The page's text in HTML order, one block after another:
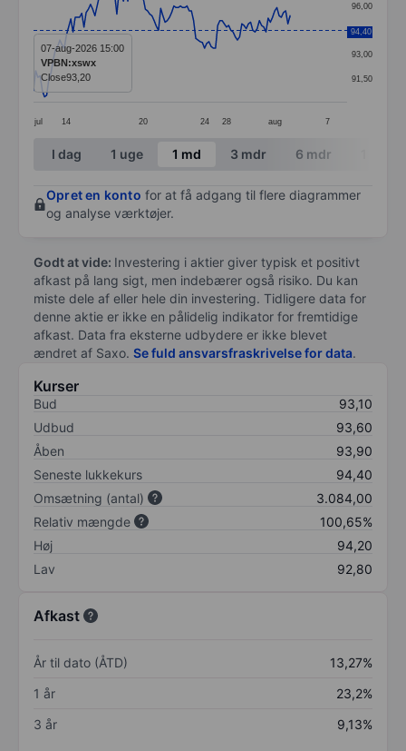
Line chart with 144 data points.
The chart has 1 X axis displaying categories.
The chart has 1 Y axis displaying values. Data ranges
jul 14 20 24 28 aug 7
91,50
93,00
94,50
96,00
94,40
07-aug-2026 15:00
VPBN:xswx
Close93,20
End of interactive chart.
I dag 1 uge 1 md 3 mdr 6 mdr
Opret en konto for at få adgang til flere diagrammer
og analyse værktøjer.
Godt at vide: Investering i aktier giver typisk et positivt
afkast på lang sigt, men indebærer også risiko. Du kan
miste dele af eller hele din investering. Tidligere data for
denne aktie er ikke en pålidelig indikator for fremtidige
afkast. Data fra eksterne udbydere er ikke blevet
ændret af Saxo. Se fuld ansvarsfraskrivelse for data.
Kurser
Bud
93,10
Udbud
93,60
Åben
93,90
Seneste lukkekurs
94,40
Omsætning (antal)
3.084,00
Relativ mængde
100,65%
Høj
94,20
Lav
92,80
Afkast
År til dato (ÅTD)
13,27%
1 år
23,2%
3 år
9,13%